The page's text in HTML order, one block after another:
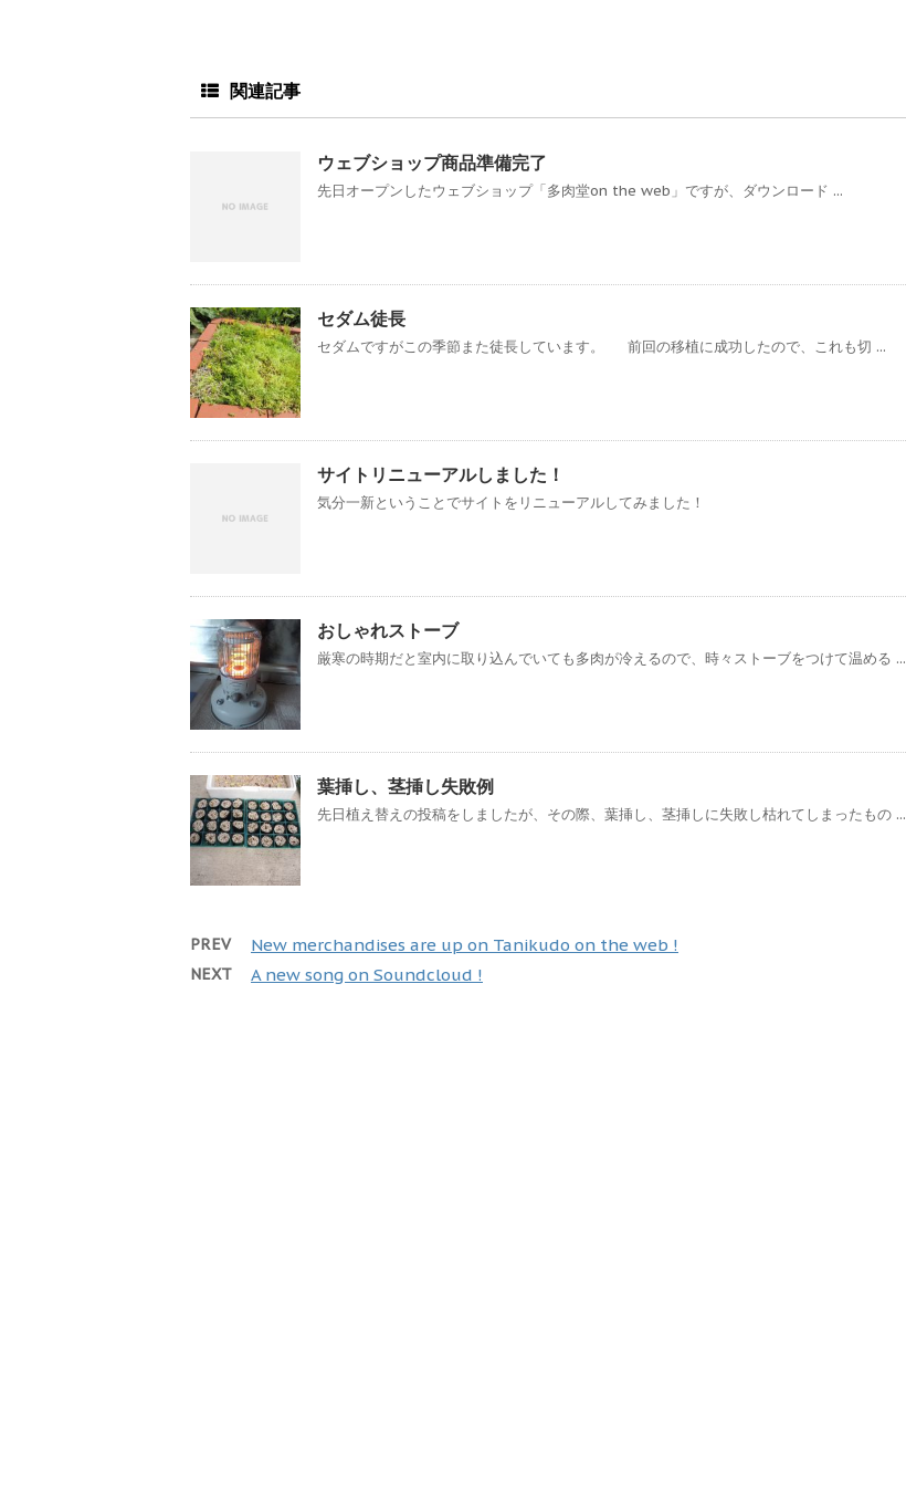
関連記事
ウェブショップ商品準備完了
先日オープンしたウェブショップ「多肉堂on the web」ですが、ダウンロード ...
セダム徒長
セダムですがこの季節また徒長しています。 前回の移植に成功したので、これも切 ...
サイトリニューアルしました！
気分一新ということでサイトをリニューアルしてみました！
おしゃれストーブ
厳寒の時期だと室内に取り込んでいても多肉が冷えるので、時々ストーブをつけて温める ...
葉挿し、茎挿し失敗例
先日植え替えの投稿をしましたが、その際、葉挿し、茎挿しに失敗し枯れてしまったもの ...
PREV New merchandises are up on Tanikudo on the web !
NEXT A new song on Soundcloud !